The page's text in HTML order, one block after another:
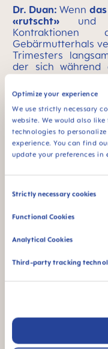
Optimize your experience
We use strictly necessary
website. We would also
technologies to
experience. You can find
update your preferences in
Consent
Strictly necessary cookies
Functional Cookies
Analytical Cookies
Third-party tracking
Dr. Duan: Wenn
«rutscht» und
Gebärmutterhals
Trimesters
der sich während
hat und als
Gebärmutterhals
zu Blutungen und
das eintritt, ist es
fahren.